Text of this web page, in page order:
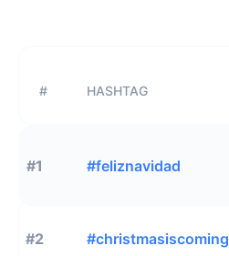
# HASHTAG
#1 #feliznavidad
#2 #christmasiscoming